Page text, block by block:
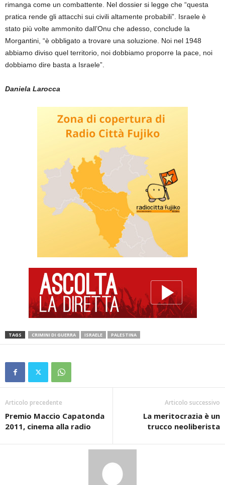
rimanga come un combattente. Nel dossier si legge che “questa
pratica rende gli attacchi sui civili altamente probabili”. Israele è
stato più volte ammonito dall’Onu che adesso, conclude la
Morgantini, “è obbligato a trovare una soluzione. Noi nel 1948
abbiamo diviso quel territorio, noi dobbiamo proporre la pace, noi
dobbiamo dire basta a Israele”.
Daniela Larocca
TAGS CRIMINI DI GUERRA ISRAELE PALESTINA
Articolo precedente
Premio Maccio Capatonda
2011, cinema alla radio
Articolo successivo
La meritocrazia è un
trucco neoliberista